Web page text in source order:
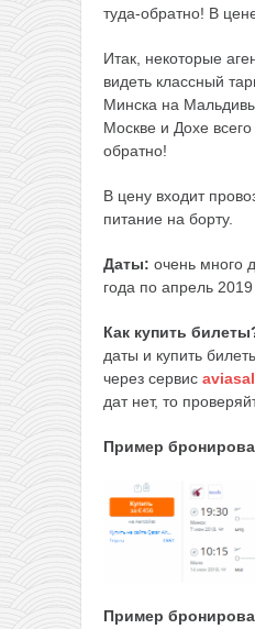
туда-обратно! В
Итак, некоторые
видеть классный
Минска на
Москве и Дохе
обратно!
В цену входит
питание на борту.
Даты: очень много
года по апрель 2019
Как купить
даты и купить
через сервис
дат нет, то
Пример
Пример